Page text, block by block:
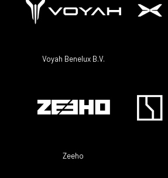
Voyah Benelux B.V.
Zeeho